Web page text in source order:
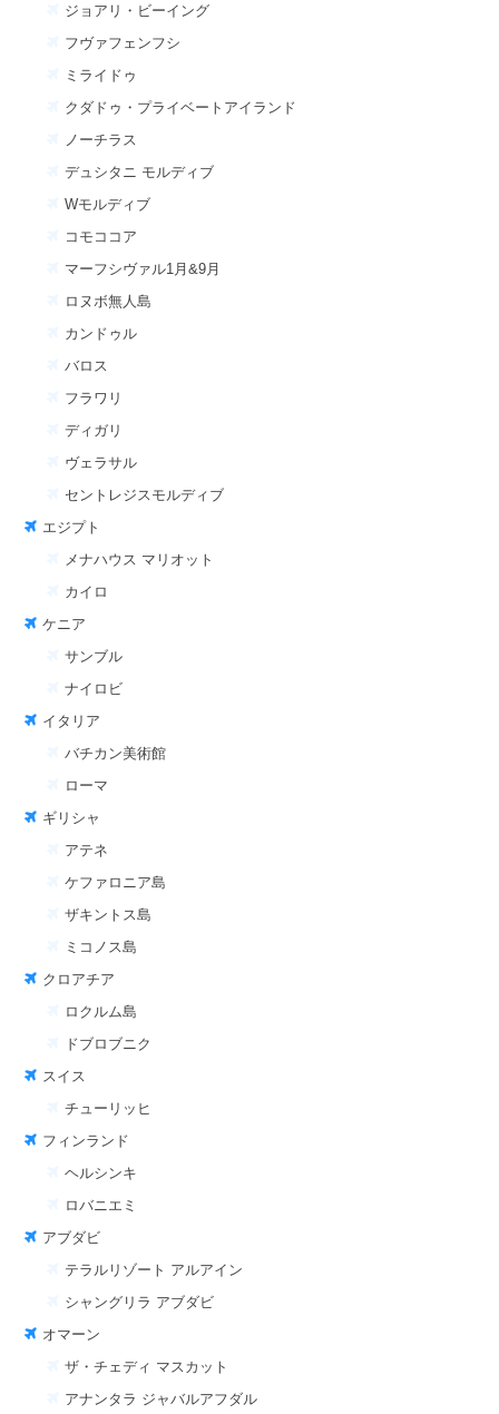
ジョアリ・ビーイング
フヴァフェンフシ
ミライドゥ
クダドゥ・プライベートアイランド
ノーチラス
デュシタニ モルディブ
Wモルディブ
コモココア
マーフシヴァル1月&9月
ロヌボ無人島
カンドゥル
バロス
フラワリ
ディガリ
ヴェラサル
セントレジスモルディブ
エジプト
メナハウス マリオット
カイロ
ケニア
サンブル
ナイロビ
イタリア
バチカン美術館
ローマ
ギリシャ
アテネ
ケファロニア島
ザキントス島
ミコノス島
クロアチア
ロクルム島
ドブロブニク
スイス
チューリッヒ
フィンランド
ヘルシンキ
ロバニエミ
アブダビ
テラルリゾート アルアイン
シャングリラ アブダビ
オマーン
ザ・チェディ マスカット
アナンタラ ジャバルアフダル